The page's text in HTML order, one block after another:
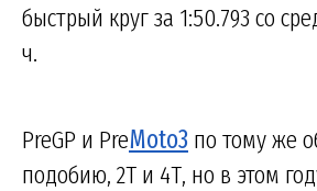
быстрый круг за 1:50.793 со
ч.
PreGP и PreMoto3 по тому же
подобию, 2Т и 4Т, но в этом